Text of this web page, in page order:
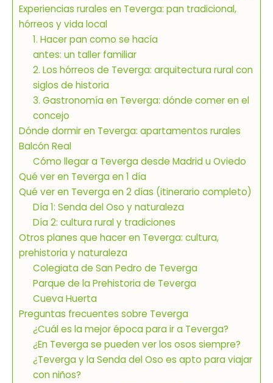
Experiencias rurales en Teverga: pan tradicional,
hórreos y vida local
1. Hacer pan como se hacía
antes: un taller familiar
2. Los hórreos de Teverga: arquitectura rural con
siglos de historia
3. Gastronomía en Teverga: dónde comer en el
concejo
Dónde dormir en Teverga: apartamentos rurales
Balcón Real
Cómo llegar a Teverga desde Madrid u Oviedo
Qué ver en Teverga en 1 día
Qué ver en Teverga en 2 días (itinerario completo)
Día 1: Senda del Oso y naturaleza
Día 2: cultura rural y tradiciones
Otros planes que hacer en Teverga: cultura,
prehistoria y naturaleza
Colegiata de San Pedro de Teverga
Parque de la Prehistoria de Teverga
Cueva Huerta
Preguntas frecuentes sobre Teverga
¿Cuál es la mejor época para ir a Teverga?
¿En Teverga se pueden ver los osos siempre?
¿Teverga y la Senda del Oso es apto para viajar
con niños?